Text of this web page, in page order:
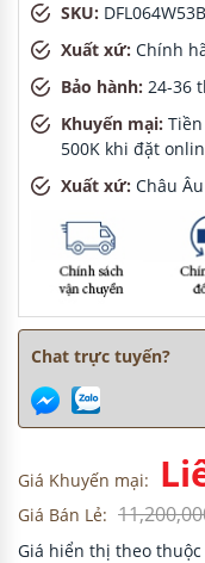
SKU: DFL064W53B
Xuất xứ: Chính
Bảo hành: 24-36
Khuyến mại:
500K khi đặt
Xuất xứ: Châu Âu
Chat trực tuyến?
Giá Khuyến mại:
Giá Bán Lẻ:
Giá hiển thị theo